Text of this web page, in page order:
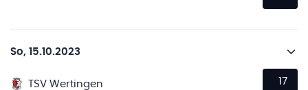
So, 15.10.2023
TSV Wertingen
17